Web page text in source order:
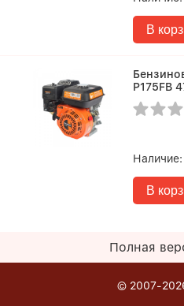
В
P175FB
В
Полная
© 2007-